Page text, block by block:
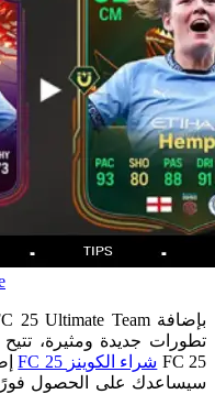
تطورات جديدة ومثيرة، تتيح
إصدارات أقوى. إذا كان وقتك ضيقًا، فإن
FC 25 شراء الکوینز FC 25
سيساعدك على الحصول